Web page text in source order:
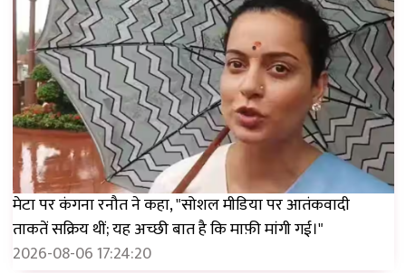
मेटा पर कंगना रनौत ने कहा, "सोशल मीडिया पर आतंकवादी
ताकतें सक्रिय थीं; यह अच्छी बात है कि माफ़ी मांगी गई।"
2026-08-06 17:24:20